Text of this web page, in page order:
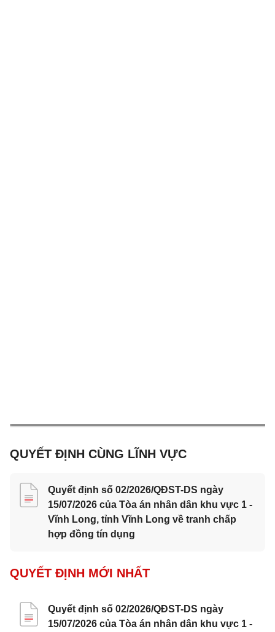
QUYẾT ĐỊNH CÙNG LĨNH VỰC
Quyết định số 02/2026/QĐST-DS ngày
15/07/2026 của Tòa án nhân dân khu vực 1 -
Vĩnh Long, tỉnh Vĩnh Long về tranh chấp
hợp đồng tín dụng
QUYẾT ĐỊNH MỚI NHẤT
Quyết định số 02/2026/QĐST-DS ngày
15/07/2026 của Tòa án nhân dân khu vực 1 -